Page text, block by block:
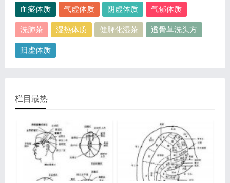
血瘀体质 气虚体质 阴虚体质 气郁体质
洗肺茶 湿热体质 健脾化湿茶 透骨草洗头方
阳虚体质
栏目最热